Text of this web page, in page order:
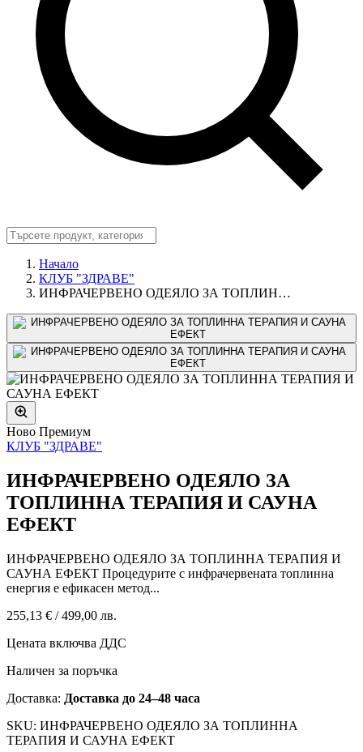
Начало
КЛУБ "ЗДРАВЕ"
ИНФРАЧЕРВЕНО ОДЕЯЛО ЗА ТОПЛИН…
Ново Премиум
КЛУБ "ЗДРАВЕ"
ИНФРАЧЕРВЕНО ОДЕЯЛО ЗА
ТОПЛИННА ТЕРАПИЯ И САУНА
ЕФЕКТ
ИНФРАЧЕРВЕНО ОДЕЯЛО ЗА ТОПЛИННА ТЕРАПИЯ И
САУНА ЕФЕКТ Процедурите с инфрачервената топлинна
енергия е ефикасен метод...
255,13 € / 499,00 лв.
Цената включва ДДС
Наличен за поръчка
Доставка: Доставка до 24–48 часа
SKU: ИНФРАЧЕРВЕНО ОДЕЯЛО ЗА ТОПЛИННА
ТЕРАПИЯ И САУНА ЕФЕКТ